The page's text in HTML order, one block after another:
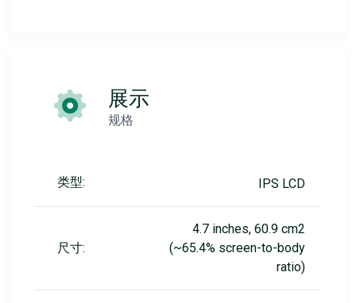
展示
规格
类型: IPS LCD
尺寸:
4.7 inches, 60.9 cm2
(~65.4% screen-to-body
ratio)